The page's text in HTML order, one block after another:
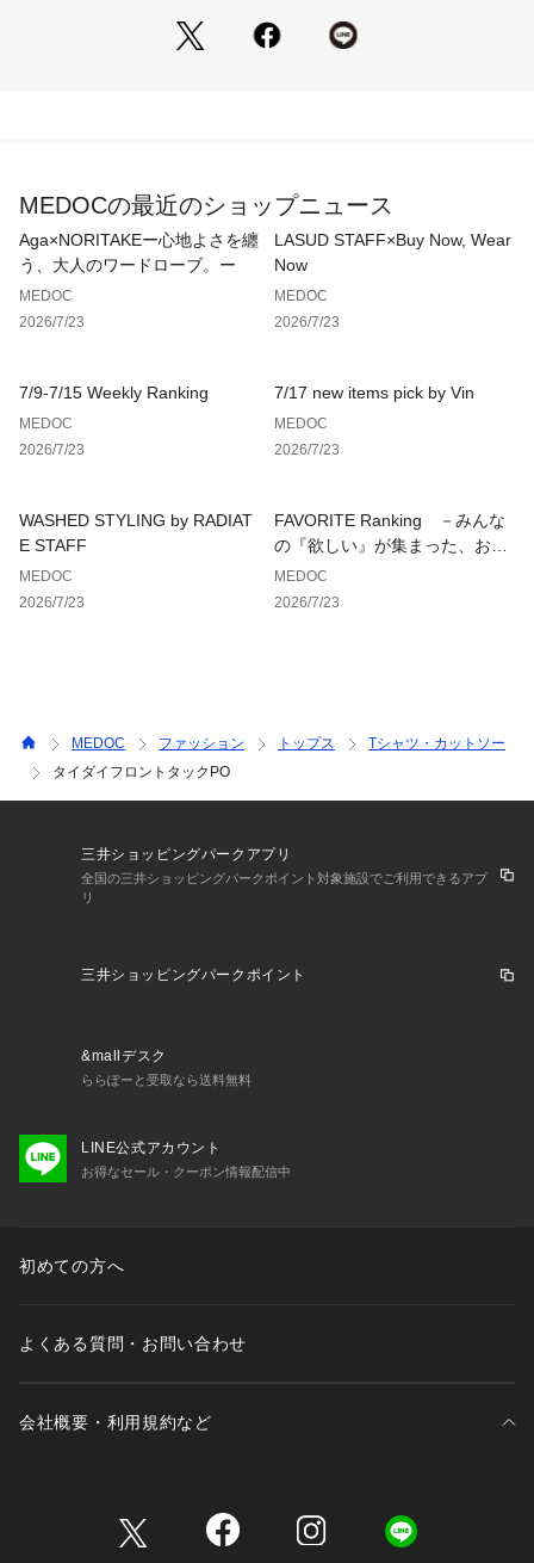
ノンストレスな着心地を叶え、さりげなく目を惹くデザインが
魅力的なおすすめアイテムです。
す。一番実物に近いお色味は生地画像でございます。
着丈（前／後）:52／62
裄丈:29
身幅:59
001203700 （ショップ）
MEDOCの最近のショップニュース
Aga×NORITAKEー心地よさを纏
う、大人のワードローブ。ー
MEDOC
2026/7/23
LASUD STAFF×Buy Now, Wear
Now
MEDOC
2026/7/23
7/9-7/15 Weekly Ranking
MEDOC
2026/7/23
7/17 new items pick by Vin
MEDOC
2026/7/23
WASHED STYLING by RADIAT
E STAFF
MEDOC
2026/7/23
FAVORITE Ranking －みんな
の『欲しい』が集まった、お気
に入り登録数ランキング－
MEDOC
2026/7/23
MEDOC ファッション トップス
Tシャツ・カットソー
タイダイフロントタックPO
三井ショッピングパークアプリ
全国の三井ショッピングパークポイント対象施設でご利用できるアプ
リ
三井ショッピングパークポイント
&mallデスク
ららぽーと受取なら送料無料
LINE公式アカウント
お得なセール・クーポン情報配信中
初めての方へ
よくある質問・お問い合わせ
会社概要・利用規約など